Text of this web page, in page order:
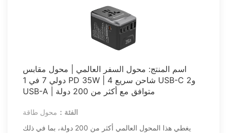
اسم المنتج: محول السفر العالمي | محول مقابس
دولي 7 في 1 PD 35W | شاحن سريع 4 USB-C و2
USB-A | متوافق مع أكثر من 200 دولة
الفئة： محول طاقة
يغطي هذا المحول العالمي أكثر من 200 دولة، بما في ذلك